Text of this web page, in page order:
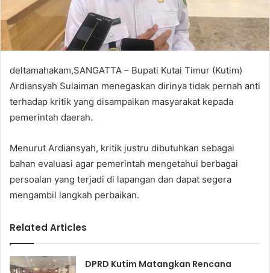
l
deltamahakam,SANGATTA – Bupati Kutai Timur (Kutim)
Ardiansyah Sulaiman menegaskan dirinya tidak pernah anti
terhadap kritik yang disampaikan masyarakat kepada
pemerintah daerah.
Menurut Ardiansyah, kritik justru dibutuhkan sebagai
bahan evaluasi agar pemerintah mengetahui berbagai
persoalan yang terjadi di lapangan dan dapat segera
mengambil langkah perbaikan.
Related Articles
DPRD Kutim Matangkan Rencana